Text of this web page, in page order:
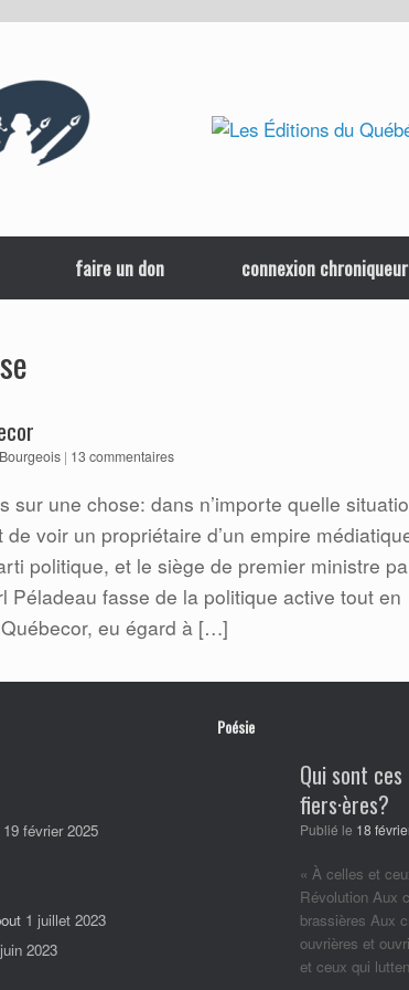
faire un don connexion chroniqueur
| 13 commentaires
sur une chose: dans n’importe quelle
voir un propriétaire d’un empire
politique, et le siège de premier ministre
Péladeau fasse de la politique active tout en
eu égard à […]
19 février 2025
1 juillet 2023
2023
Poésie
Qui sont
fiers·ères?
Publié le 18
« À celles et
Révolution Aux
brassières Aux
ouvrières et
et ceux qui